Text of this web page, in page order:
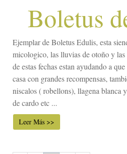
Boletus
Ejemplar de Boletus Edulis, esta
micologico, las lluvias de otoño y las
de estas fechas estan ayudando a
casa con grandes recompensas,
niscalos ( robellons), llagena blanca
de cardo etc ...
Leer Más >>